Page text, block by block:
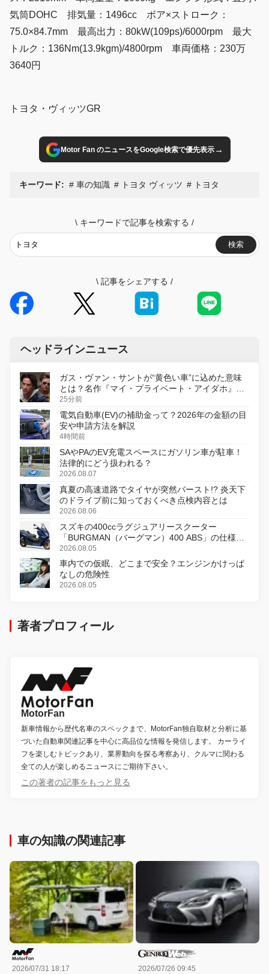
気筒DOHC 排気量：1496cc ボア×ストローク：
75.0×84.7mm 最高出力：80kW(109ps)/6000rpm 最大
トルク：136Nm(13.9kgm)/4800rpm 車両価格：230万
3640円
トヨタ・ヴィッツGR
Motor Fan のニュースをGoogle検索で優先表示→
キーワード: 車の知識 トヨタ ヴィッツ トヨタ
\ キーワードで記事を検索する /
検索
\ 記事をシェアする /
ヘッドラインニュース
ガス・ヴァン・サントが“黄色い車”に込めた意味
とは？名作『マイ・プライベート・アイダホ』が
初のデジタルリマスター版で復活
25分前
電気自動車(EV)の補助金って？2026年の金額の目
安や申請方法を解説
4時間前
SAやPAのEV充電スペースにガソリン車が駐車！
法律的にどう扱われる？
2026.08.07
真夏の高速道路でタイヤが突然バースト!? 炎天下
のドライブ前に知っておくべき点検内容とは
2026.08.06
スズキの400ccラグジュアリースクーター
「BURGMAN（バーグマン）400 ABS」の仕様を
変更し、8月18日に発売
2026.08.05
車内での仮眠、どこまで安全？エンジンかけっぱ
なしの危険性
2026.08.05
著者プロフィール
MotorFan
新車情報から歴代名車のスペックまで、MotorFan独自取材と分析に基
づいた自動車関連記事を中心に高品位な情報を発信します。 カーライ
フを楽しむトピックあり、業界動向を探る考察あり、クルマに関わる
全ての人が楽しめるニュースにご期待下さい。
この著者の記事をもっと見る
車の知識の関連記事
2026/07/31 18:17 2026/07/26 09:45